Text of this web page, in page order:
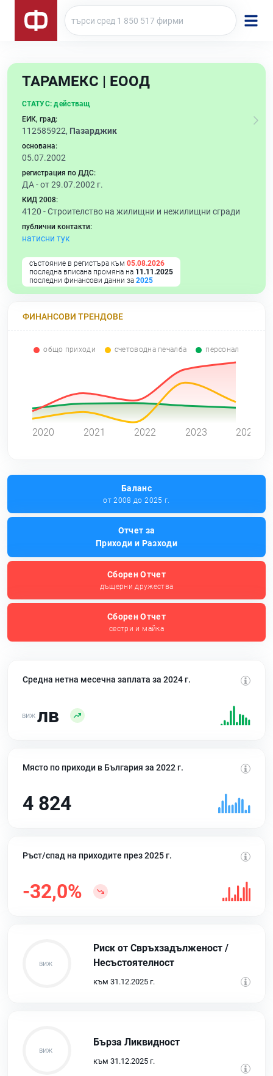
ТАРАМЕКС | ЕООД
СТАТУС: действащ
ЕИК, град:
112585922, Пазарджик
основана:
05.07.2002
регистрация по ДДС:
ДА - от 29.07.2002 г.
КИД 2008:
4120 -Строителство на жилищни и нежилищни сгради
публични контакти:
натисни тук
състояние в регистъра към 05.08.2026
последна вписана промяна на 11.11.2025
последни финансови данни за 2025
ФИНАНСОВИ ТРЕНДОВЕ
общо приходи счетоводна печалба персонал
2020 2021 2022 2023 2024
Баланс
от 2008 до 2025 г.
Отчет за
Приходи и Разходи
Сборен Отчет
дъщерни дружества
Сборен Отчет
сестри и майка
Средна нетна месечна заплата за 2024 г.
лв
Място по приходи в България за 2022 г.
4 824
Ръст/спад на приходите през 2025 г.
-32,0%
Риск от Свръхзадълженост /
Несъстоятелност
към 31.12.2025 г.
Бърза Ликвидност
към 31.12.2025 г.